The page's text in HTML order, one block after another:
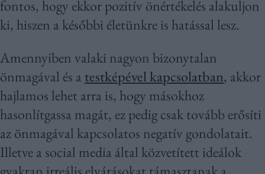
fontos, hogy ekkor pozitív önértékelés alakuljon
ki, hiszen a későbbi életünkre is hatással lesz.
Amennyiben valaki nagyon bizonytalan
önmagával és a testképével kapcsolatban, akkor
hajlamos lehet arra is, hogy másokhoz
hasonlítgassa magát, ez pedig csak tovább erősíti
az önmagával kapcsolatos negatív gondolatait.
Illetve a social media által közvetített ideálok